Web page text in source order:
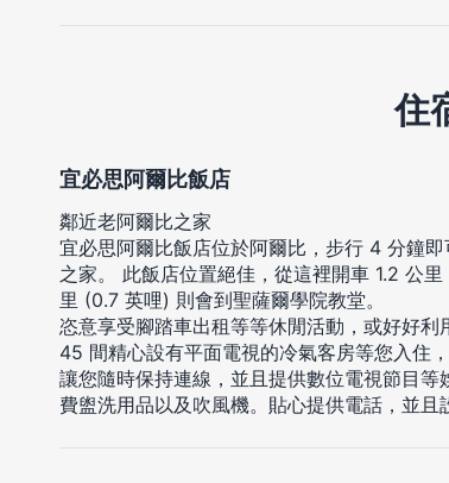
住
宜必思阿爾比飯店
鄰近老阿爾比之家
宜必思阿爾比飯店位於阿爾比，步行 4 分鐘
之家。 此飯店位置絕佳，從這裡開車 1.2 公
里 (0.7 英哩) 則會到聖薩爾學院教堂。
恣意享受腳踏車出租等等休閒活動，或好好利
45 間精心設有平面電視的冷氣客房等您入住
讓您隨時保持連線，並且提供數位電視節目
費盥洗用品以及吹風機。貼心提供電話，並且